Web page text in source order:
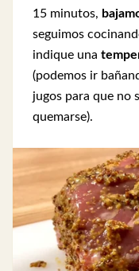
15 minutos,
seguimos
indique una
(podemos ir
jugos para que no
quemarse).